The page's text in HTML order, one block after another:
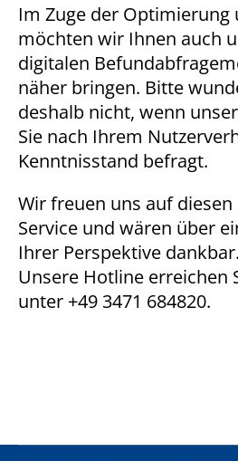
Im Zuge der Optimierung
möchten wir Ihnen auch
digitalen
näher bringen. Bitte
deshalb nicht, wenn
Sie nach Ihrem
Kenntnisstand befragt.
Wir freuen uns auf diesen
Service und wären über
Ihrer Perspektive dankbar.
Unsere Hotline erreichen
unter +49 3471 684820.
Um Inhalte von
Plattformen anzeigen zu
diesen externen Medien
YouTube
Vimeo
Google Maps
Name:
NID
Extern Inhalt (Solique)